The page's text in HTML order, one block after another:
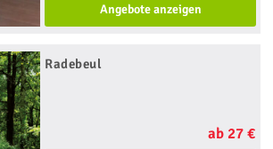
Angebote anzeigen
Radebeul
ab 27 €